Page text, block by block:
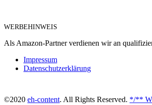
WERBEHINWEIS
Als Amazon-Partner verdienen wir an
Impressum
Datenschutzerklärung
©2020 eh-content. All Rights Reserved. */**